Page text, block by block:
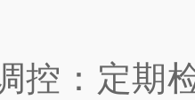
：定期检